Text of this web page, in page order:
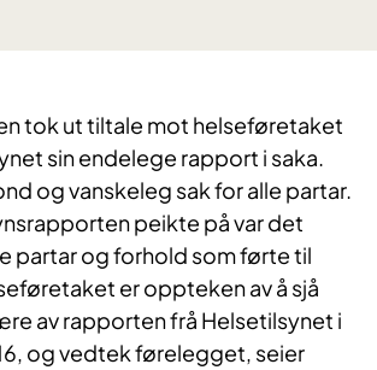
tok ut tiltale mot helseføretaket
sin endelege rapport i saka.
og vanskeleg sak for alle partar.
peikte på var det
partar og forhold som førte til
er oppteken av å sjå
av rapporten frå Helsetilsynet i
og vedtek førelegget, seier